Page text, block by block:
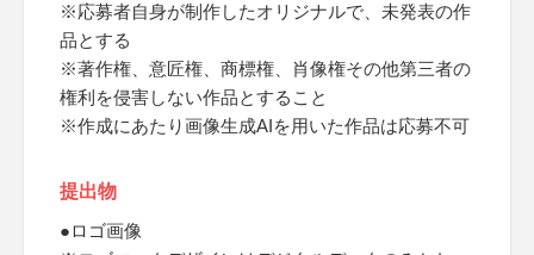
※応募者自身が制作したオリジナルで、未発表の作
品とする
※著作権、意匠権、商標権、肖像権その他第三者の
権利を侵害しない作品とすること
※作成にあたり画像生成AIを用いた作品は応募不可
提出物
●ロゴ画像